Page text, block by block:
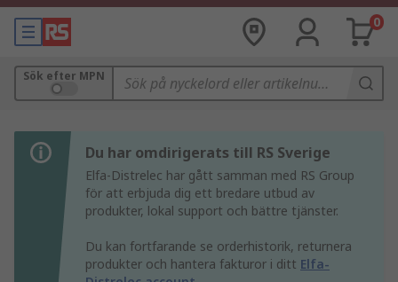
0
Sök efter MPN
Du har omdirigerats till RS Sverige
Elfa-Distrelec har gått samman med RS Group
för att erbjuda dig ett bredare utbud av
produkter, lokal support och bättre tjänster.
Du kan fortfarande se orderhistorik, returnera
produkter och hantera fakturor i ditt Elfa-